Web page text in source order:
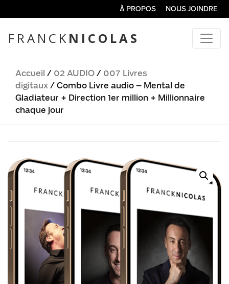
À PROPOS NOUS JOINDRE
FRANCK NICOLAS
Accueil / 02 AUDIO/ 007 Livres
digitaux/ Combo Livre audio – Mental de
Gladiateur + Direction 1er million + Millionnaire
chaque jour